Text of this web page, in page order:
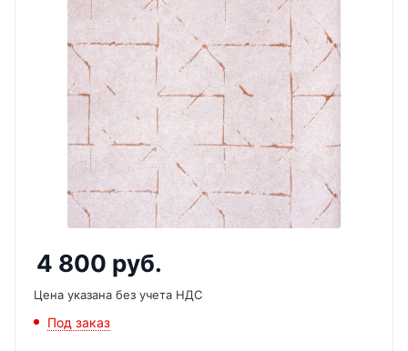
4 800 руб.
Цена указана без учета НДС
Под заказ